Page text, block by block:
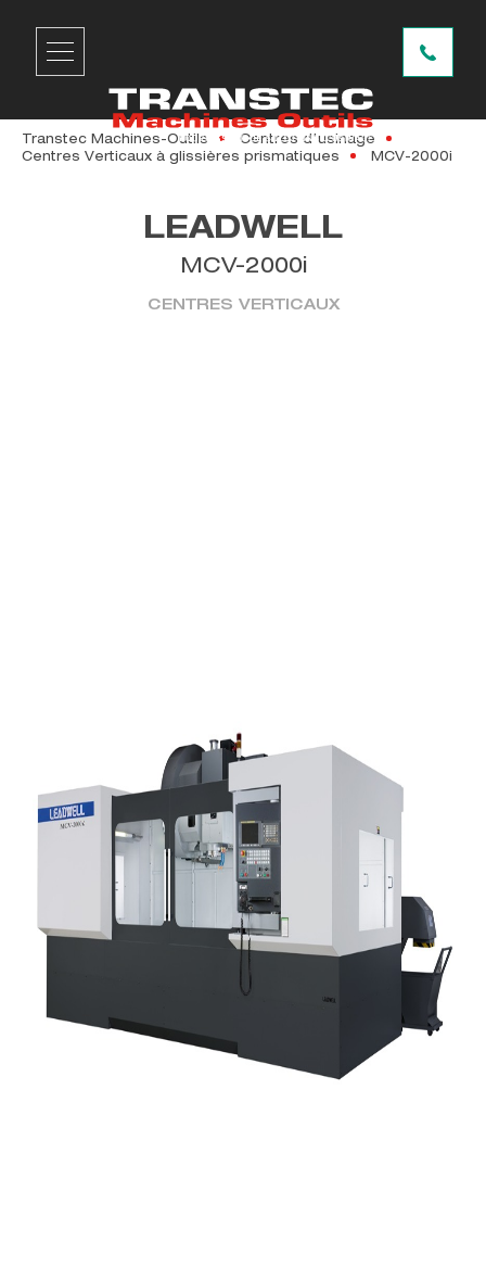
Transtec Machines-Outils
Centres d'usinage
Centres Verticaux à glissières prismatiques
MCV-2000i
LEADWELL
MCV-2000i
CENTRES VERTICAUX